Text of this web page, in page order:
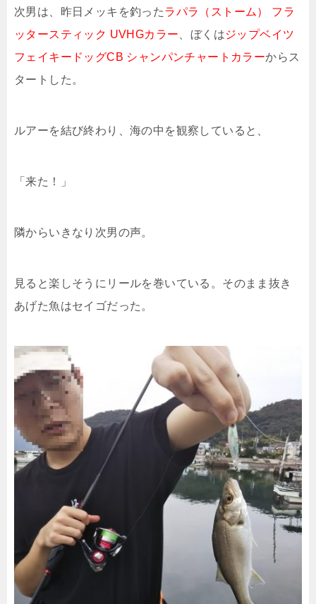
次男は、昨日メッキを釣ったラパラ（ストーム） フラ
ッタースティック UVHGカラー 、ぼくはジップベイツ
フェイキードッグCB シャンパンチャートカラーからス
タートした。
ルアーを結び終わり、海の中を観察していると、
「来た！」
隣からいきなり次男の声。
見ると楽しそうにリールを巻いている。そのまま抜き
あげた魚はセイゴだった。